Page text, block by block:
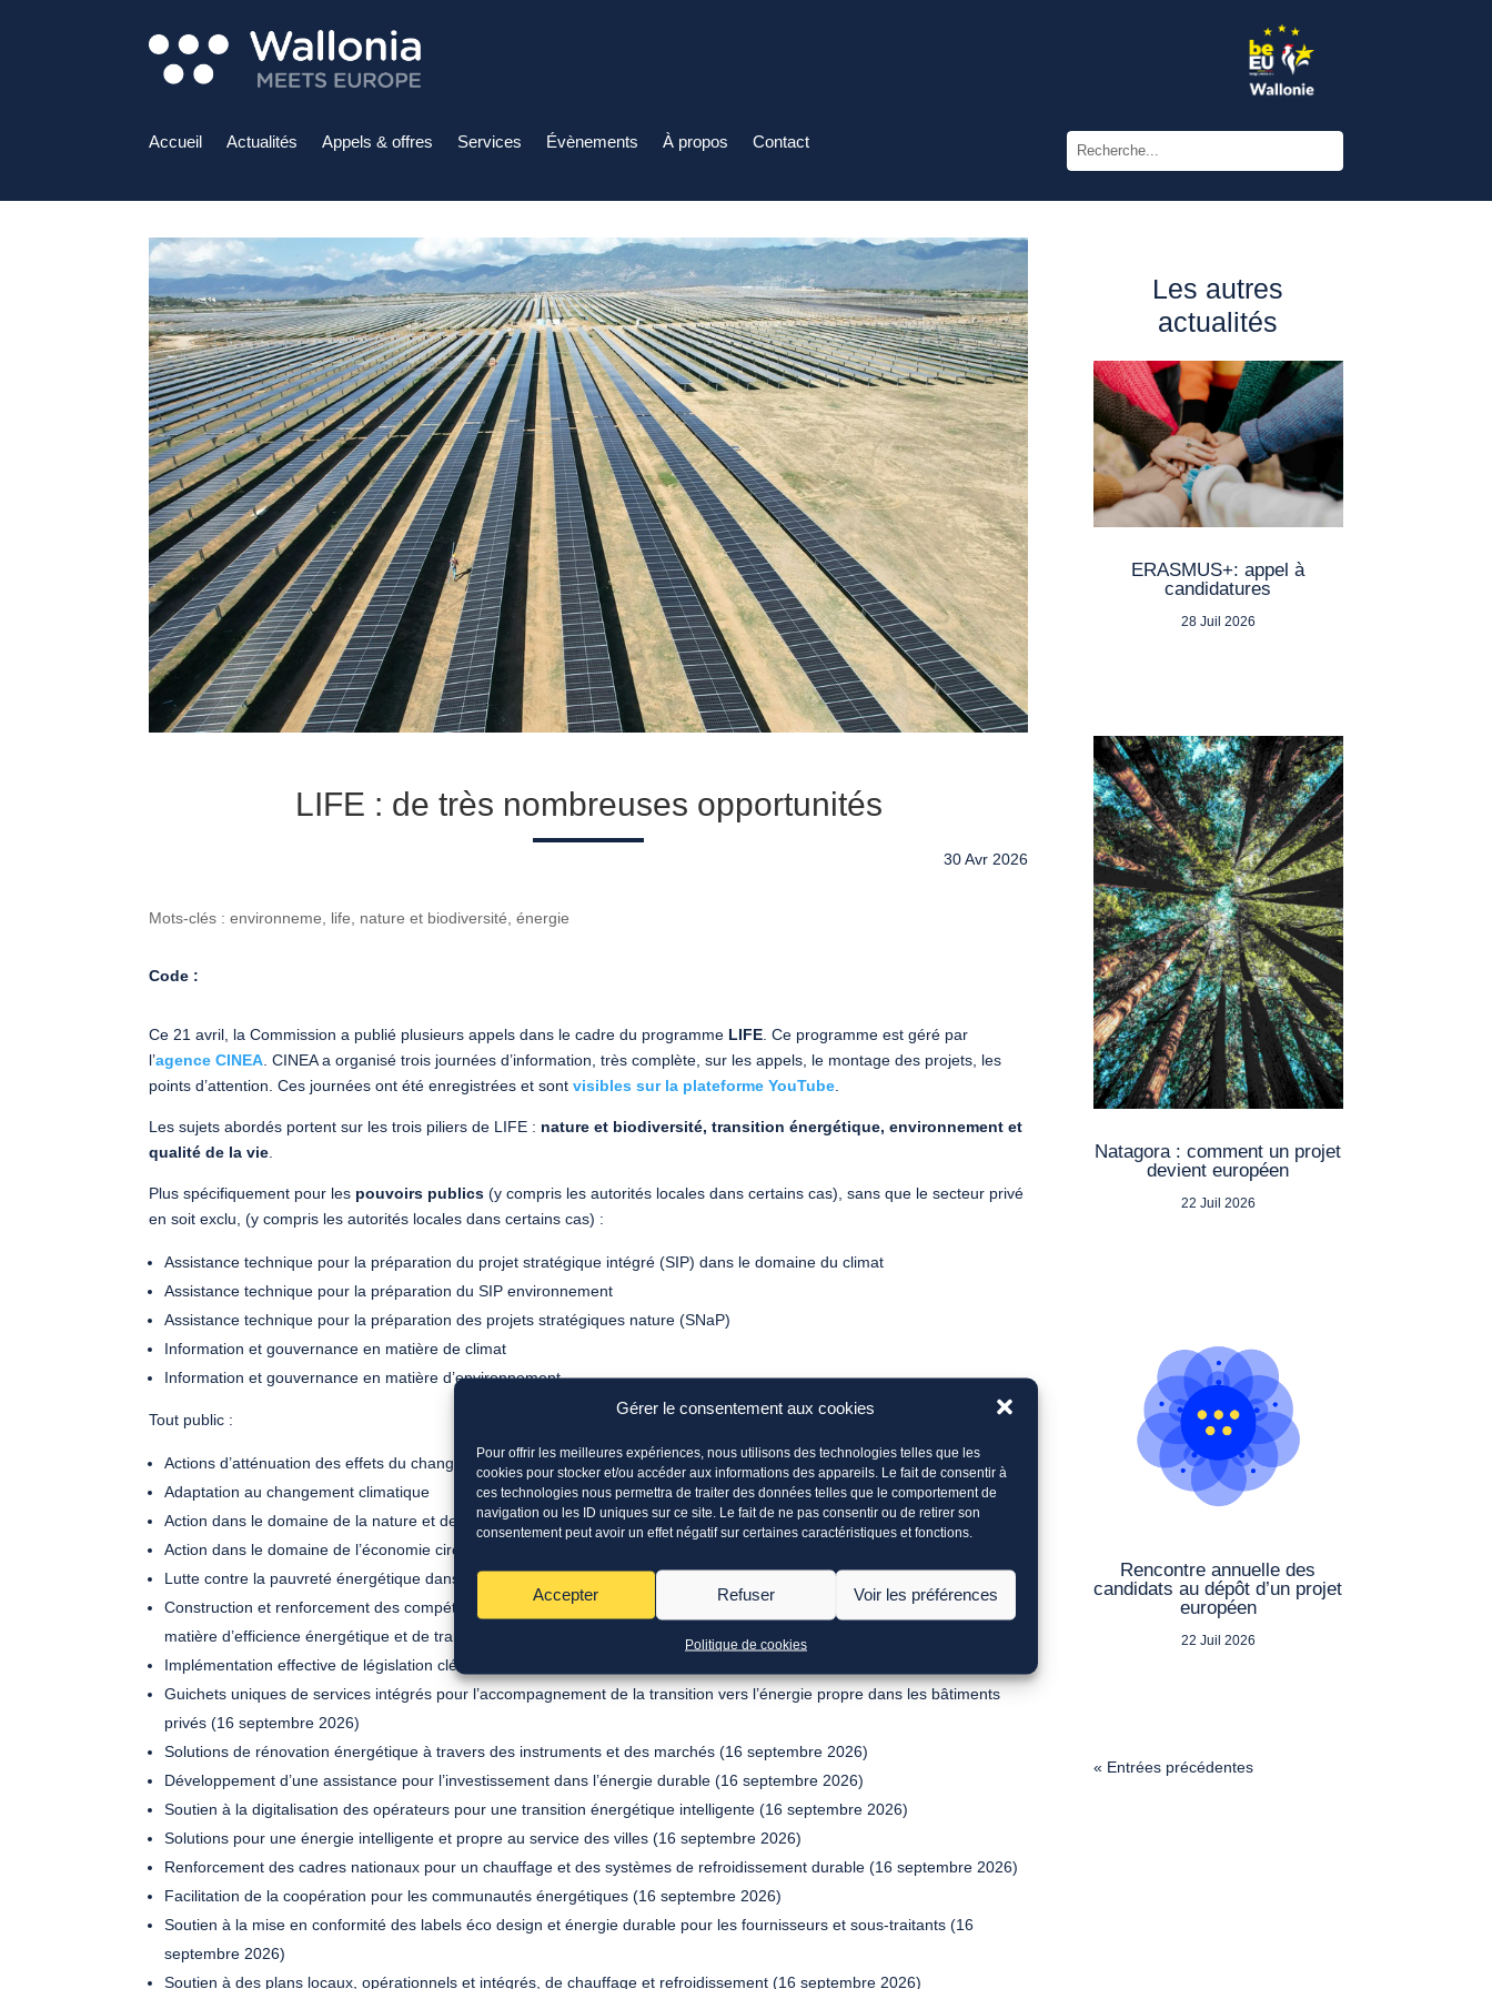
Gérer le consentement aux cookies
Pour offrir les meilleures expériences, nous utilisons des technologies telles que les
cookies pour stocker et/ou accéder aux informations des appareils. Le fait de consentir à
ces technologies nous permettra de traiter des données telles que le comportement de
navigation ou les ID uniques sur ce site. Le fait de ne pas consentir ou de retirer son
consentement peut avoir un effet négatif sur certaines caractéristiques et fonctions.
Accepter Refuser Voir les préférences
Politique de cookies
Accueil Actualités Appels & offres Services Évènements À propos Contact
LIFE : de très nombreuses opportunités
30 Avr 2026
Mots-clés : environneme, life, nature et biodiversité, énergie
Code :
Ce 21 avril, la Commission a publié plusieurs appels dans le cadre du programme LIFE . Ce programme est géré par
l’agence CINEA . CINEA a organisé trois journées d’information, très complète, sur les appels, le montage des projets, les
points d’attention. Ces journées ont été enregistrées et sontvisibles sur la plateforme YouTube
Les sujets abordés portent sur les trois piliers de LIFE : nature et biodiversité, transition énergétique, environnement et
qualité de la vie
Plus spécifiquement pour les pouvoirs publics (y compris les autorités locales dans certains cas), sans que le secteur privé
en soit exclu, (y compris les autorités locales dans certains cas) :
Assistance technique pour la préparation du projet stratégique intégré (SIP) dans le domaine du climat
Assistance technique pour la préparation du SIP environnement
Assistance technique pour la préparation des projets stratégiques nature (SNaP)
Information et gouvernance en matière de climat
Information et gouvernance en matière d’environnement
Tout public :
Actions d’atténuation des effets du changement climatique
Adaptation au changement climatique
Action dans le domaine de la nature et de la biodiversité
Action dans le domaine de l’économie circulaire et de la zéro pollution
Lutte contre la pauvreté énergétique dans les logements (échéance : 16 septembre 2026)
Construction et renforcement des compétences : mise en œuvre de plateformes nationales sur les compétences en
matière d’efficience énergétique et de transition vers l’énergie propre (16 septembre 2026)
Implémentation effective de législation clés dans le domaine de l’énergie durable (16 septembre 2026)
Guichets uniques de services intégrés pour l’accompagnement de la transition vers l’énergie propre dans les bâtiments
privés (16 septembre 2026)
Solutions de rénovation énergétique à travers des instruments et des marchés (16 septembre 2026)
Développement d’une assistance pour l’investissement dans l’énergie durable (16 septembre 2026)
Soutien à la digitalisation des opérateurs pour une transition énergétique intelligente (16 septembre 2026)
Solutions pour une énergie intelligente et propre au service des villes (16 septembre 2026)
Renforcement des cadres nationaux pour un chauffage et des systèmes de refroidissement durable (16 septembre 2026)
Facilitation de la coopération pour les communautés énergétiques (16 septembre 2026)
Soutien à la mise en conformité des labels éco design et énergie durable pour les fournisseurs et sous-traitants (16
septembre 2026)
Soutien à des plans locaux, opérationnels et intégrés, de chauffage et refroidissement (16 septembre 2026)
Les autres
actualités
ERASMUS+: appel à
candidatures
28 Juil 2026
Natagora : comment un projet
devient européen
22 Juil 2026
Rencontre annuelle des
candidats au dépôt d’un projet
européen
22 Juil 2026
« Entrées précédentes